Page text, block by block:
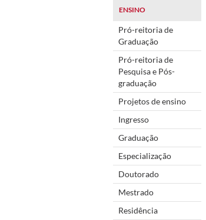
ENSINO
Pró-reitoria de
Graduação
Pró-reitoria de
Pesquisa e Pós-
graduação
Projetos de ensino
Ingresso
Graduação
Especialização
Doutorado
Mestrado
Residência